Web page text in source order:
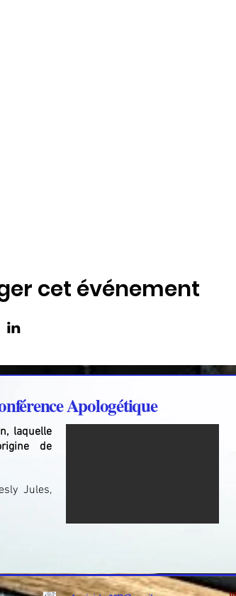
cet événement
Apologétique
laquelle
de
Jules,